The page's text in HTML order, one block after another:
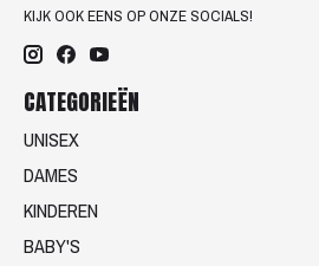
KIJK OOK EENS OP ONZE SOCIALS!
CATEGORIEËN
UNISEX
DAMES
KINDEREN
BABY'S